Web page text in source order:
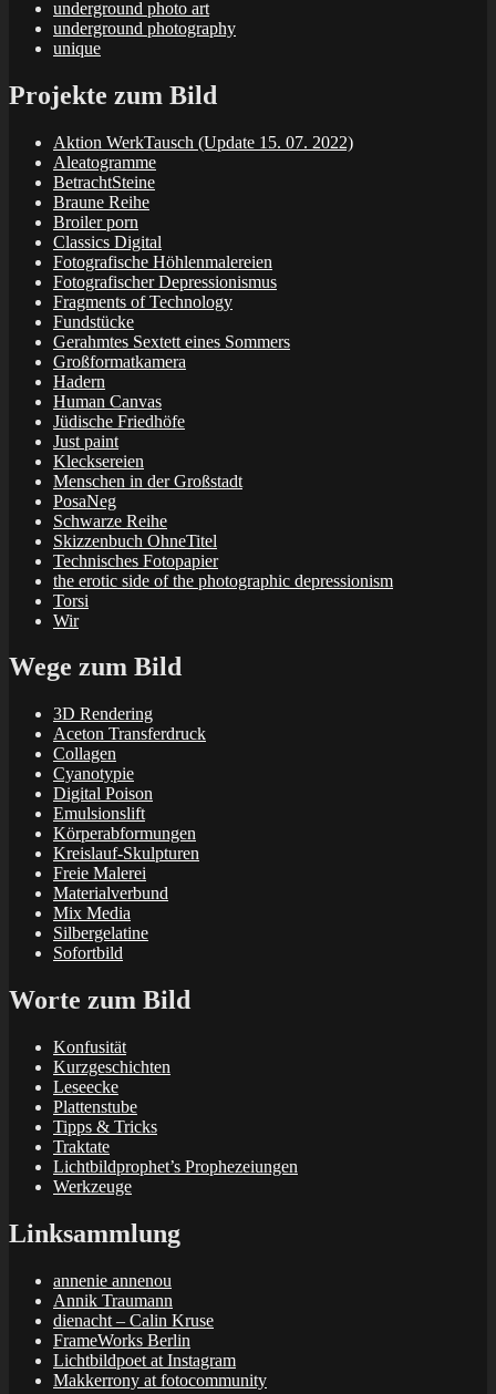
underground photo art
underground photography
unique
Projekte zum Bild
Aktion WerkTausch (Update 15. 07. 2022)
Aleatogramme
BetrachtSteine
Braune Reihe
Broiler porn
Classics Digital
Fotografische Höhlenmalereien
Fotografischer Depressionismus
Fragments of Technology
Fundstücke
Gerahmtes Sextett eines Sommers
Großformatkamera
Hadern
Human Canvas
Jüdische Friedhöfe
Just paint
Klecksereien
Menschen in der Großstadt
PosaNeg
Schwarze Reihe
Skizzenbuch OhneTitel
Technisches Fotopapier
the erotic side of the photographic depressionism
Torsi
Wir
Wege zum Bild
3D Rendering
Aceton Transferdruck
Collagen
Cyanotypie
Digital Poison
Emulsionslift
Körperabformungen
Kreislauf-Skulpturen
Freie Malerei
Materialverbund
Mix Media
Silbergelatine
Sofortbild
Worte zum Bild
Konfusität
Kurzgeschichten
Leseecke
Plattenstube
Tipps & Tricks
Traktate
Lichtbildprophet’s Prophezeiungen
Werkzeuge
Linksammlung
annenie annenou
Annik Traumann
dienacht – Calin Kruse
FrameWorks Berlin
Lichtbildpoet at Instagram
Makkerrony at fotocommunity